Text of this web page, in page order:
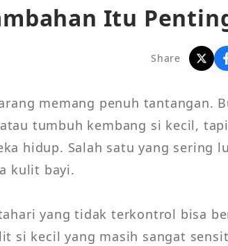
Itu
Share
memang penuh tantangan.
tumbuh kembang si kecil,
hidup. Salah satu yang sering
kulit bayi.
yang tidak terkontrol bisa
si kecil yang masih sangat